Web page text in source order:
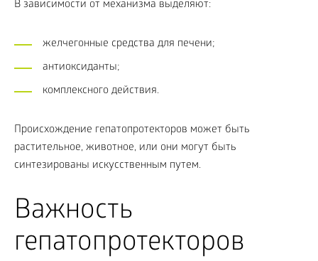
В зависимости от механизма выделяют:
желчегонные средства для печени;
антиоксиданты;
комплексного действия.
Происхождение гепатопротекторов может быть
растительное, животное, или они могут быть
синтезированы искусственным путем.
Важность
гепатопротекторов